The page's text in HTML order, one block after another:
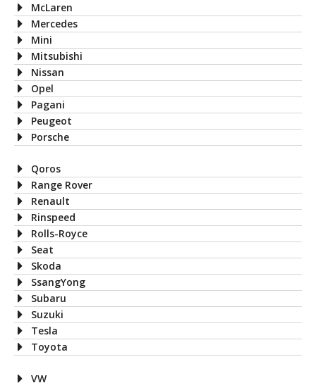
McLaren
Mercedes
Mini
Mitsubishi
Nissan
Opel
Pagani
Peugeot
Porsche
Qoros
Range Rover
Renault
Rinspeed
Rolls-Royce
Seat
Skoda
SsangYong
Subaru
Suzuki
Tesla
Toyota
VW